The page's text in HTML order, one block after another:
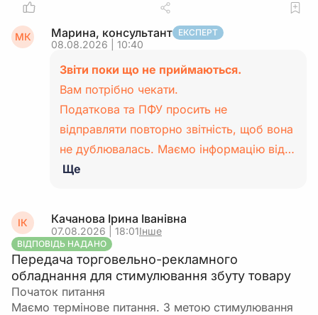
МК Марина, консультант ЕКСПЕРТ
08.08.2026 | 10:40
Звіти поки що не приймаються.
Вам потрібно чекати.
Податкова та ПФУ просить не
відправляти повторно звітність, щоб вона
не дублювалась. Маємо інформацію від…
Ще
ІК Качанова Ірина Іванівна
07.08.2026 | 18:01Інше
ВІДПОВІДЬ НАДАНО
Передача торговельно-рекламного
обладнання для стимулювання збуту товару
Початок питання
Маємо термінове питання. З метою стимулювання